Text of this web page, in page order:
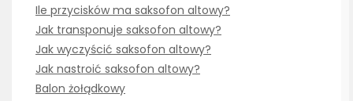
Ile przycisków ma saksofon altowy?
Jak transponuje saksofon altowy?
Jak wyczyścić saksofon altowy?
Jak nastroić saksofon altowy?
Balon żołądkowy